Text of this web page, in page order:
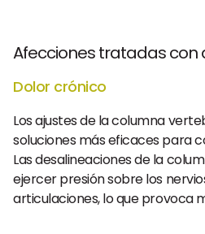
Afecciones tratadas con
Dolor crónico
Los ajustes de la columna
soluciones más eficaces para
Las desalineaciones de la
ejercer presión sobre los
articulaciones, lo que provoca